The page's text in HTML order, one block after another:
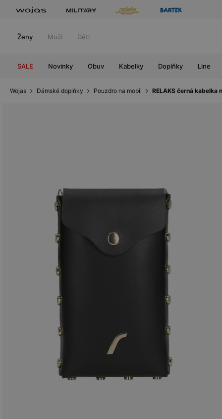
Ženy Muži Děti
SALE Novinky Obuv Kabelky Doplňky Line
Wojas Dámské doplňky Pouzdro na mobil RELAKS černá